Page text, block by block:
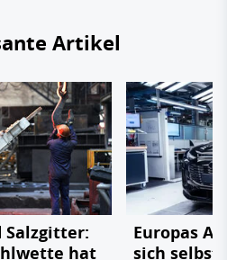
Artikel
Salzgitter:
hat
Europas
sich